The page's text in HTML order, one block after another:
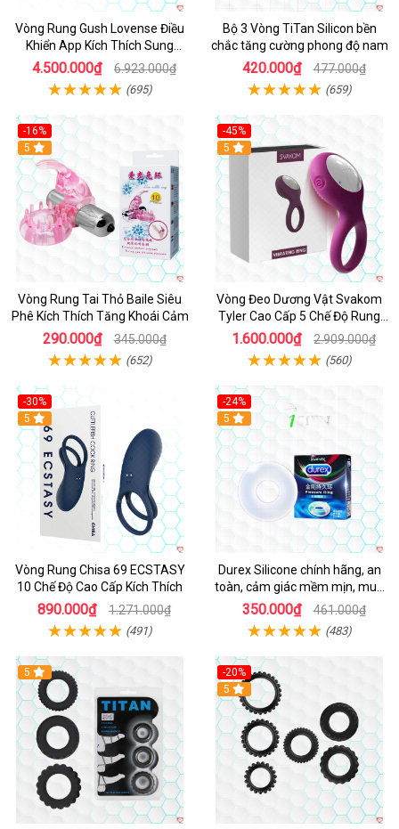
Vòng Rung Gush Lovense Điều
Khiển App Kích Thích Sung
Sướng
4.500.000₫ 6.923.000₫
(695)
Bộ 3 Vòng TiTan Silicon bền
chắc tăng cường phong độ nam
420.000₫ 477.000₫
(659)
-16%
Hot
5
Vòng Rung Tai Thỏ Baile Siêu
Phê Kích Thích Tăng Khoái Cảm
290.000₫ 345.000₫
(652)
-45%
5
Vòng Đeo Dương Vật Svakom
Tyler Cao Cấp 5 Chế Độ Rung
Mạnh Mẽ Kích Thích Điểm G
1.600.000₫ 2.909.000₫
(560)
-30%
Hot
5
Vòng Rung Chisa 69 ECSTASY
10 Chế Độ Cao Cấp Kích Thích
890.000₫ 1.271.000₫
(491)
-24%
5
Durex Silicone chính hãng, an
toàn, cảm giác mềm mịn, mua
ngay
350.000₫ 461.000₫
(483)
5
-20%
Hot
5